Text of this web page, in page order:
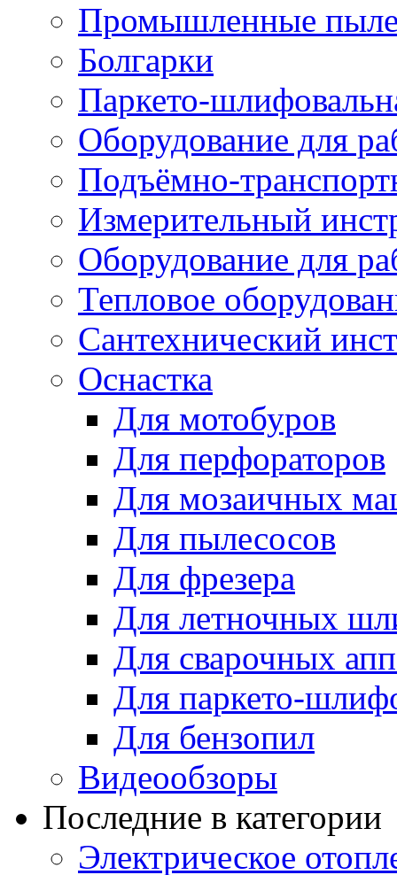
Промышленные
Болгарки
Паркето-
Оборудование для
Подъёмно-
Измерительный
Оборудование для
Тепловое
Сантехнический
Оснастка
Для мотобуров
Для перфораторов
Для мозаичных
Для пылесосов
Для фрезера
Для летночных
Для сварочных
Для паркето-
Для бензопил
Видеообзоры
Последние в категории
Электрическое